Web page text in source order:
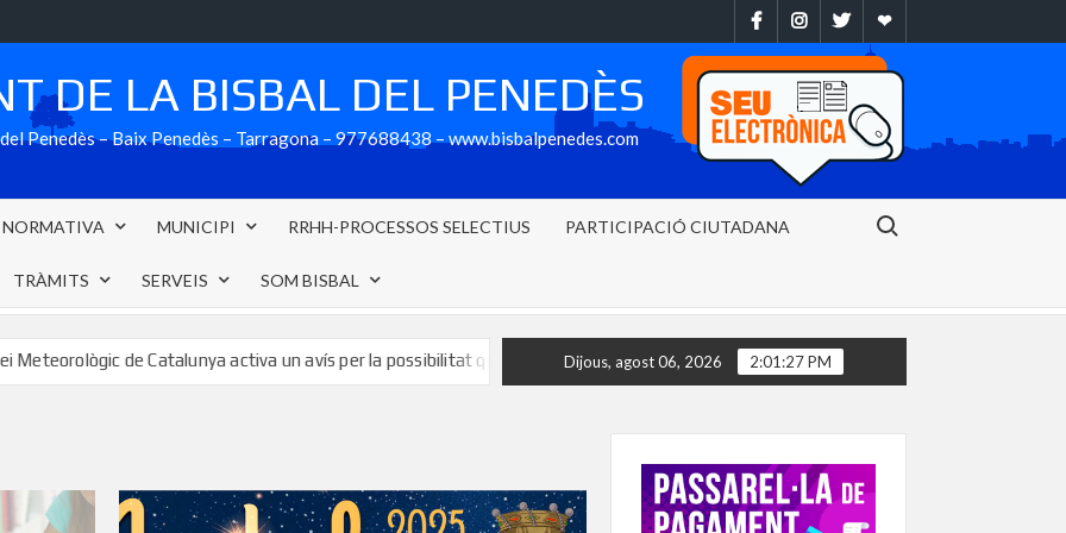
FacebookInstragram
TwitterEbando
DE LA BISBAL DEL PENEDÈS
Penedès – Baix Penedès – Tarragona – 977688438 – www.bisbalpenedes.com
NORMATIVA MUNICIPI RRHH-PROCESSOS SELECTIUS PARTICIPACIÓ CIUTADANA
TRÀMITS SERVEIS SOM BISBAL
Search for:
de Catalunya activa un avís per la possibilitat que se superin els 20 litres de precipitació per metre quadrat en 30 minuts al Baix
Dijous, agost 06, 2026 2:01:28 PM